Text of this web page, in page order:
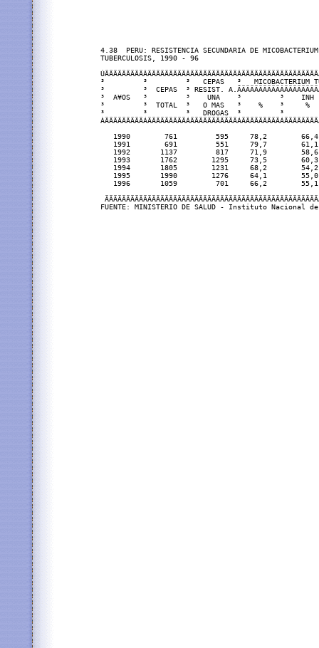
4.38  PERU: RESISTENCIA SECUNDARIA DE
TUBERCULOSIS, 1990 - 96
³         ³         ³   CEPAS   ³
³         ³  CEPAS  ³ RESIST.
³  A¥OS   ³         ³    UNA    ³         ³
³         ³  TOTAL  ³   O MAS   ³    %    ³
³         ³         ³   DROGAS  ³
1990        761         595     78,2
1991        691         551     79,7
1992       1137         817     71,9
1993       1762        1295     73,5
1994       1805        1231     68,2
1995       1990        1276     64,1
1996       1059         701     66,2